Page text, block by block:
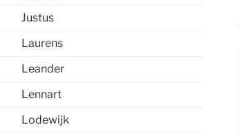
Justus
Laurens
Leander
Lennart
Lodewijk